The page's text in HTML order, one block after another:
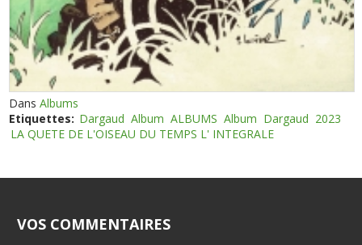
DansAlbums
Etiquettes: Dargaud Album ALBUMS Album Dargaud 2023
LA QUETE DE L'OISEAU DU TEMPS L' INTEGRALE
VOS COMMENTAIRES